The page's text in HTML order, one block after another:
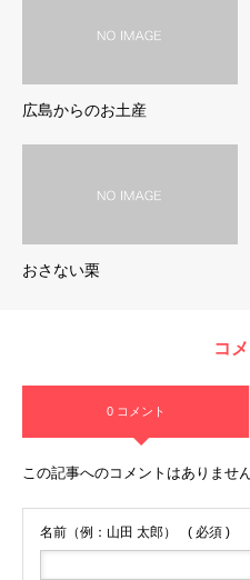
広島からのお土産
おさない栗
コ
0 コメント
この記事へのコメントはありません
名前（例：山田 太郎） ( 必須 )